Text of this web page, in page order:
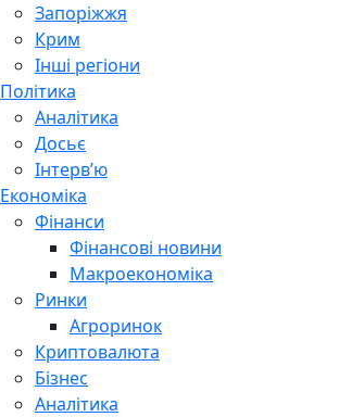
Запоріжжя
Крим
Інші регіони
Політика
Аналітика
Досьє
Інтерв’ю
Економіка
Фінанси
Фінансові новини
Макроекономіка
Ринки
Агроринок
Криптовалюта
Бізнес
Аналітика